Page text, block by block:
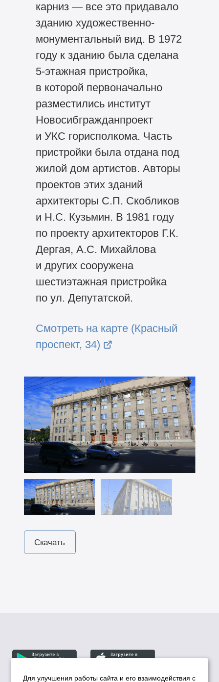
карниз — все это придавало
зданию художественно-
монументальный вид. В 1972
году к зданию была сделана
5-этажная пристройка,
в которой первоначально
разместились институт
Новосибгражданпроект
и УКС горисполкома. Часть
пристройки была отдана под
жилой дом артистов. Авторы
проектов этих зданий
архитекторы С.П. Скобликов
и Н.С. Кузьмин. В 1981 году
по проекту архитекторов Г.К.
Дергая, А.С. Михайлова
и других сооружена
шестиэтажная пристройка
по ул. Депутатской.
Смотреть на карте (Красный
проспект, 34)
Скачать
Для улучшения работы сайта и его взаимодействия с